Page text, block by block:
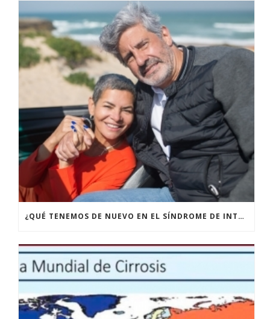
¿QUÉ TENEMOS DE NUEVO EN EL SÍNDROME DE INTESTINO IRRITABLE?